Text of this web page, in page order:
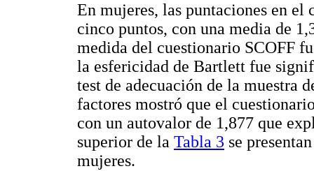
En mujeres, las puntaciones en
cinco puntos, con una media de
medida del cuestionario SCOFF
la esfericidad de Bartlett fue
test de adecuación de la muestra
factores mostró que el
con un autovalor de 1,877 que
superior de la Tabla 3 se
mujeres.